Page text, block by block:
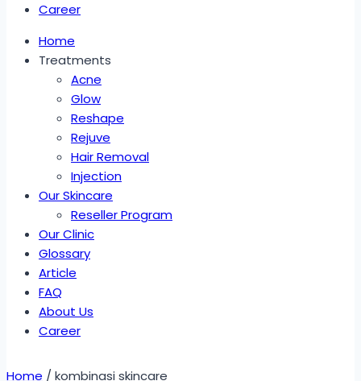
Career
Home
Treatments
Acne
Glow
Reshape
Rejuve
Hair Removal
Injection
Our Skincare
Reseller Program
Our Clinic
Glossary
Article
FAQ
About Us
Career
Home / kombinasi skincare